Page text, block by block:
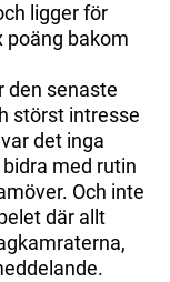
ligger för
poäng bakom
den senaste
störst intresse
det inga
med rutin
Och inte
där allt